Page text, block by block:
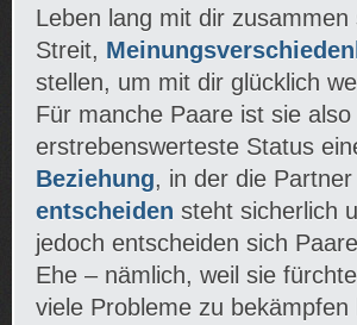
Leben lang mit dir
Streit,
stellen, um mit dir glücklich
Für manche Paare ist sie
erstrebenswerteste Status
Beziehung, in der die
entscheiden steht sicherlich
jedoch entscheiden sich
Ehe – nämlich, weil sie
viele Probleme zu